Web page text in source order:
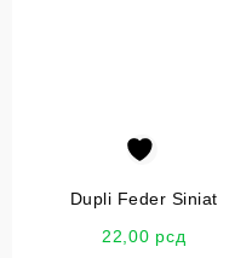
Dupli Feder Siniat
22,00 рсд